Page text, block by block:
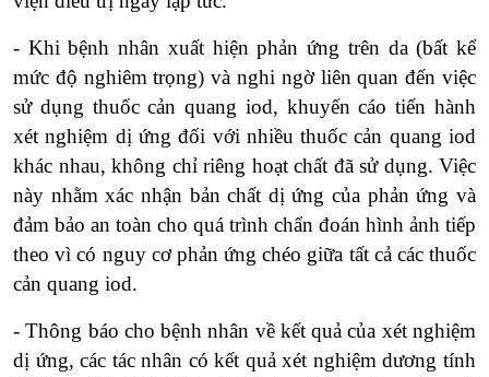
- Khi bệnh nhân xuất hiện phản ứng trên da (bất kể
mức độ nghiêm trọng) và nghi ngờ liên quan đến việc
sử dụng thuốc cản quang iod, khuyến cáo tiến hành
xét nghiệm dị ứng đối với nhiều thuốc cản quang iod
khác nhau, không chỉ riêng hoạt chất đã sử dụng. Việc
này nhằm xác nhận bản chất dị ứng của phản ứng và
đảm bảo an toàn cho quá trình chẩn đoán hình ảnh tiếp
theo vì có nguy cơ phản ứng chéo giữa tất cả các thuốc
cản quang iod.
- Thông báo cho bệnh nhân về kết quả của xét nghiệm
dị ứng, các tác nhân có kết quả xét nghiệm dương tính